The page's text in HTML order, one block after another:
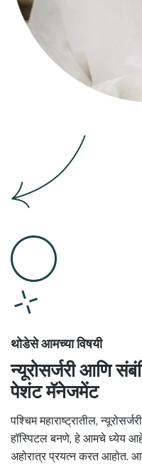
थोडेसे आमच्या विषयी
न्यूरोसर्जरी आणि
पेशंट मॅनेजमेंट
पश्चिम महाराष्ट्रातील,
हॉस्पिटल बनणे, हे आमचे ध्येय आहे
अहोरात्र प्रयत्न करत आहोत.